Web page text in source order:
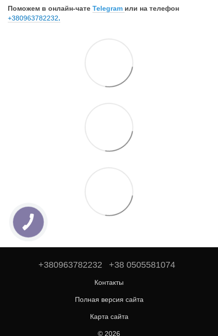
Поможем в онлайн-чате Telegram или на телефон
+380963782232.
+380963782232 +38 0505581074
Контакты
Полная версия сайта
Карта сайта
© 2026